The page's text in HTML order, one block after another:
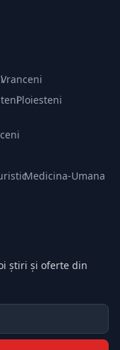
·Vranceni
·Ploiesteni·
·Medicina-Umana
știri și oferte din